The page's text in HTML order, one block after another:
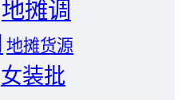
地摊调
地摊货源
女装批